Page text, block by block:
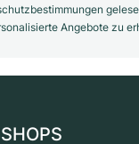
Angebote zu